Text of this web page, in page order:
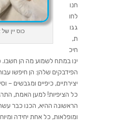
כוס יין
חנו
לחו
גגו
ת,
חיכ
ינו במתח לשמוע מה הן
הפידבקים שלהן: הן חיפשו
יצירתיים, כיפיים ומגבשים
כל הציפיות! למען האמת,
הראשונה ההיא, הכנו כבר
ומופלאות, כל אחת יחידה